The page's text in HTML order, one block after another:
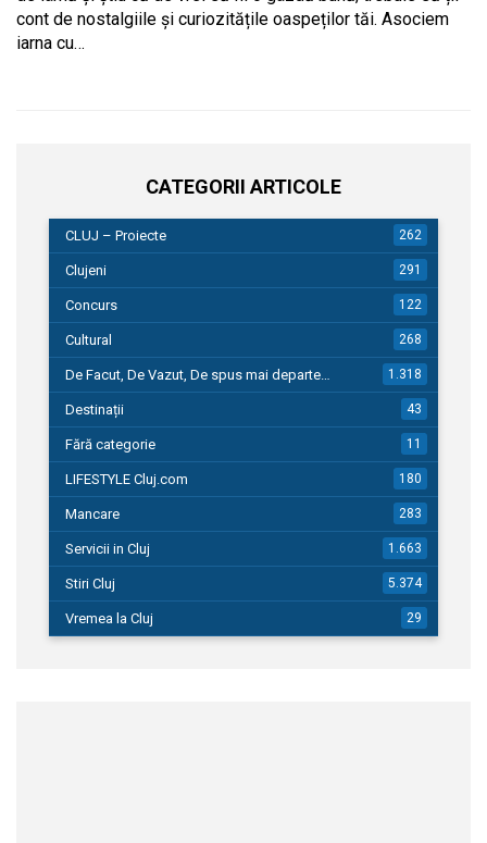
cont de nostalgiile și curiozitățile oaspeților tăi. Asociem
iarna cu…
CATEGORII ARTICOLE
CLUJ – Proiecte 262
Clujeni 291
Concurs 122
Cultural 268
De Facut, De Vazut, De spus mai departe… 1.318
Destinații 43
Fără categorie 11
LIFESTYLE Cluj.com 180
Mancare 283
Servicii in Cluj 1.663
Stiri Cluj 5.374
Vremea la Cluj 29